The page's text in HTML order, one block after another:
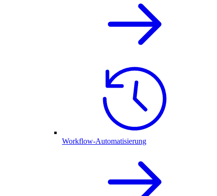
Workflow-Automatisierung